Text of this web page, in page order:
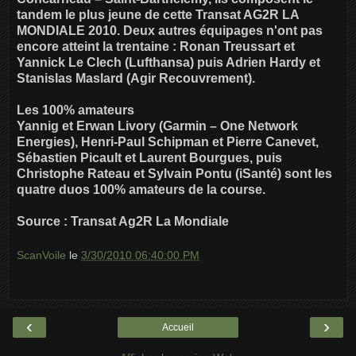
tandem le plus jeune de cette Transat AG2R LA
MONDIALE 2010. Deux autres équipages n'ont pas
encore atteint la trentaine : Ronan Treussart et
Yannick Le Clech (Lufthansa) puis Adrien Hardy et
Stanislas Maslard (Agir Recouvrement).
Les 100% amateurs
Yannig et Erwan Livory (Garmin – One Network
Energies), Henri-Paul Schipman et Pierre Canevet,
Sébastien Picault et Laurent Bourgues, puis
Christophe Rateau et Sylvain Pontu (iSanté) sont les
quatre duos 100% amateurs de la course.
Source : Transat Ag2R La Mondiale
ScanVoile le 3/30/2010 06:40:00 PM
‹ ›
Accueil